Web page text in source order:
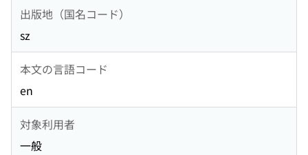
出版地（国名コード）
sz
本文の言語コード
en
対象利用者
一般